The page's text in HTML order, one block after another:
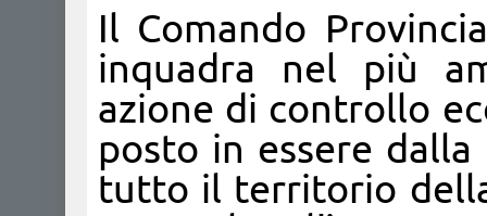
Il Comando
inquadra nel più
azione di controllo
posto in essere dalla
tutto il territorio